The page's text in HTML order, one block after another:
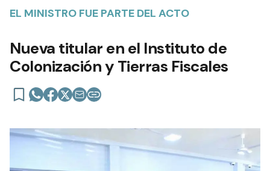
EL MINISTRO FUE PARTE DEL ACTO
Nueva titular en el Instituto de
Colonización y Tierras Fiscales